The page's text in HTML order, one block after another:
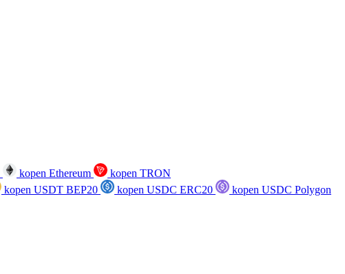
kopen Ethereum
kopen TRON
kopen USDT BEP20 kopen USDC ERC20
kopen USDC Polygon